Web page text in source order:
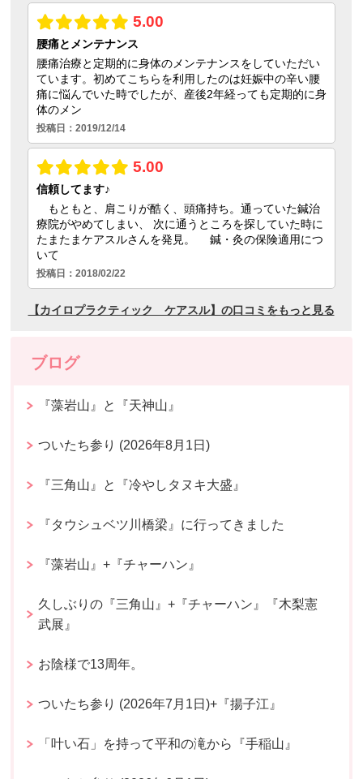
ブログ
『藻岩山』と『天神山』
ついたち参り (2026年8月1日)
『三角山』と『冷やしタヌキ大盛』
『タウシュベツ川橋梁』に行ってきました
『藻岩山』+『チャーハン』
久しぶりの『三角山』+『チャーハン』『木梨憲
武展』
お陰様で13周年。
ついたち参り (2026年7月1日)+『揚子江』
「叶い石」を持って平和の滝から『手稲山』